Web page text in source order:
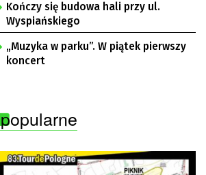
Kończy się budowa hali przy ul.
Wyspiańskiego
„Muzyka w parku”. W piątek pierwszy
koncert
popularne